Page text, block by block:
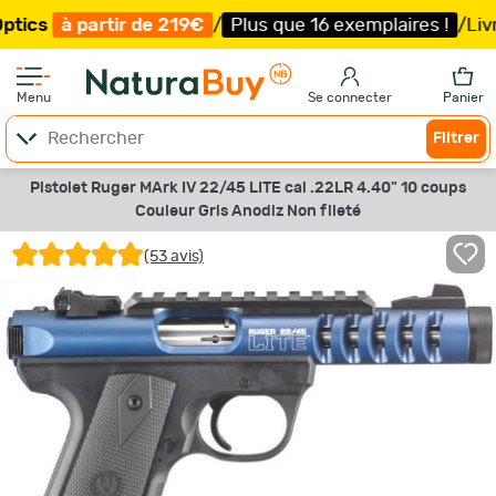
de 219€ / Plus que 16 exemplaires ! /Livraison
Menu Se connecter Panier
Filtrer
Pistolet Ruger MArk IV 22/45 LITE cal .22LR 4.40" 10 coups
Couleur Gris Anodiz Non fileté
(53 avis)